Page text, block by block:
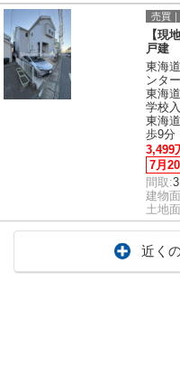
売買
【現
戸建
東海
ンタ
東海
学校
東海
歩9分
3,499
7月
間取:
建物
土地
近く